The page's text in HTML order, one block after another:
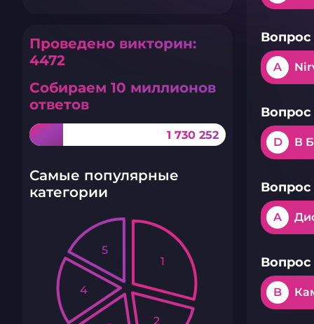
Проведено викторин:
4472
Собираем 10 миллионов
ответов
1 730 252
Самые популярные
категории
1
2
4
5
Вопрос
A
Вопрос
D В
Вопрос
A
Вопрос
B